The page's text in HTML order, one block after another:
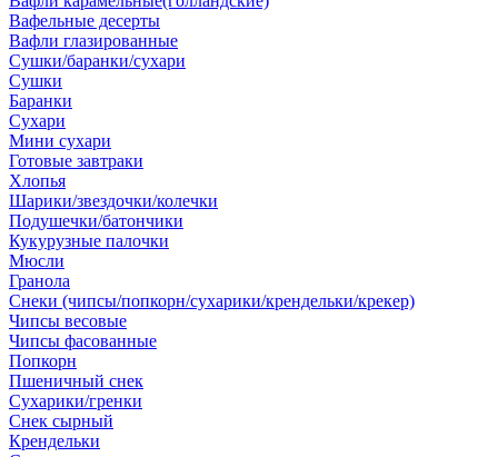
Вафельные десерты
Вафли глазированные
Сушки/баранки/сухари
Сушки
Баранки
Сухари
Мини сухари
Готовые завтраки
Хлопья
Шарики/звездочки/колечки
Подушечки/батончики
Кукурузные палочки
Мюсли
Гранола
Снеки (чипсы/попкорн/сухарики/крендельки/крекер)
Чипсы весовые
Чипсы фасованные
Попкорн
Пшеничный снек
Сухарики/гренки
Снек сырный
Крендельки